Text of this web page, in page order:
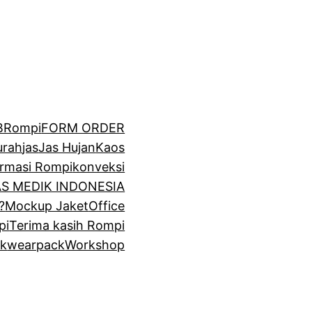
FORM ORDER
jasJas HujanKaos
Rompikonveksi
MEDIK INDONESIA
Mockup JaketOffice
Terima kasih Rompi
wearpackWorkshop